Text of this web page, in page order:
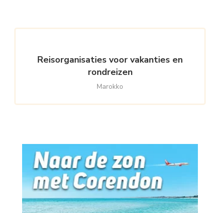
Reisorganisaties voor vakanties en
rondreizen
Marokko